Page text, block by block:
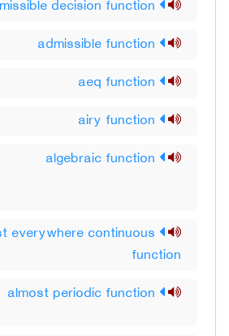
everywhere continuous
function